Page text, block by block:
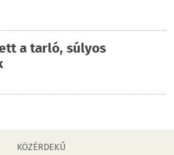
a tarló, súlyos
KÖZÉRDEKŰ